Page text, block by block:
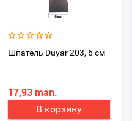
Шпатель Duyar 203, 6 см
17,93 man.
В корзину